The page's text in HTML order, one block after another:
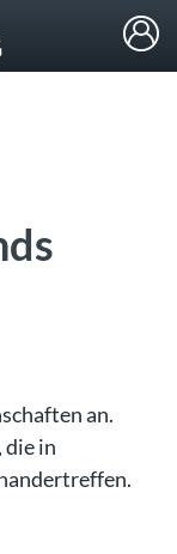
an.
die in